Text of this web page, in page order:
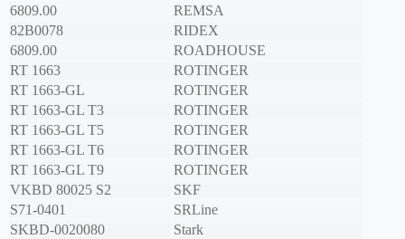
6809.00
REMSA
82B0078
RIDEX
6809.00
ROADHOUSE
RT 1663
ROTINGER
RT 1663-GL
ROTINGER
RT 1663-GL T3
ROTINGER
RT 1663-GL T5
ROTINGER
RT 1663-GL T6
ROTINGER
RT 1663-GL T9
ROTINGER
VKBD 80025 S2
SKF
S71-0401
SRLine
SKBD-0020080
Stark